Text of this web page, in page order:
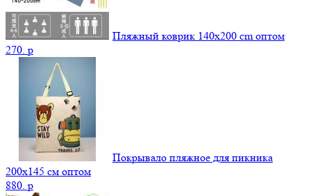
Пляжный коврик 140х200 cm оптом
270. p
Покрывало пляжное для пикника
200х145 см оптом
880. p